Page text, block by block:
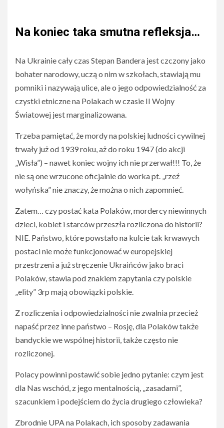
Na koniec taka smutna refleksja…
Na Ukrainie cały czas Stepan Bandera jest czczony jako
bohater narodowy, uczą o nim w szkołach, stawiają mu
pomniki i nazywają ulice, ale o jego odpowiedzialność za
czystki etniczne na Polakach w czasie II Wojny
Światowej jest marginalizowana.
Trzeba pamiętać, że mordy na polskiej ludności cywilnej
trwały już od 1939 roku, aż do roku 1947 (do akcji
„Wisła”) – nawet koniec wojny ich nie przerwał!!! To, że
nie są one wrzucone oficjalnie do worka pt. „rzeź
wołyńska” nie znaczy, że można o nich zapomnieć.
Zatem… czy postać kata Polaków, mordercy niewinnych
dzieci, kobiet i starców przeszła rozliczona do historii?
NIE. Państwo, które powstało na kulcie tak krwawych
postaci nie może funkcjonować w europejskiej
przestrzeni a już stręczenie Ukraińców jako braci
Polaków, stawia pod znakiem zapytania czy polskie
„elity” 3rp mają obowiązki polskie.
Z rozliczenia i odpowiedzialności nie zwalnia przecież
napaść przez inne państwo – Rosję, dla Polaków także
bandyckie we wspólnej historii, także często nie
rozliczonej.
Polacy powinni postawić sobie jedno pytanie: czym jest
dla Nas wschód, z jego mentalnością, „zasadami”,
szacunkiem i podejściem do życia drugiego człowieka?
Zbrodnie UPA na Polakach, ich sposoby zadawania